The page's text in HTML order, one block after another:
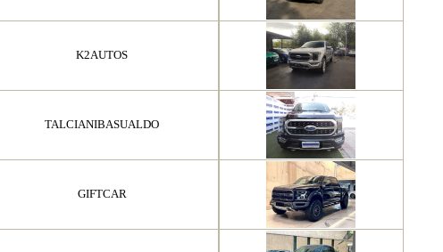
K2AUTOS
TALCIANIBASUALDO
GIFTCAR